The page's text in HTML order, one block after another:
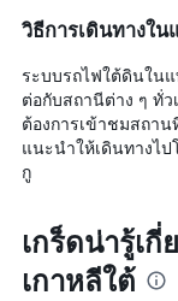
วิธีการเดินทางใน
ระบบรถไฟใต้ดินใน
ต่อกับสถานีต่าง ๆ ทั่ว
ต้องการเข้าชมสถา
แนะนำให้เดินทางไ
กู
เกร็ดน่ารู้เ
เกาหลีใต้